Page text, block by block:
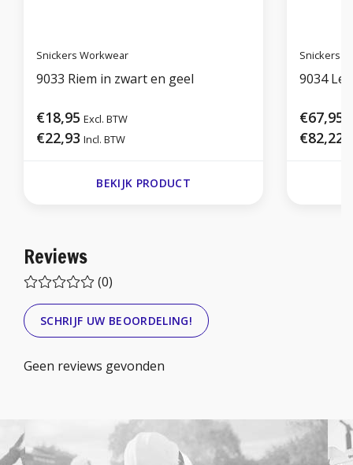
Snickers Workwear
9033 Riem in zwart en geel
€18,95 Excl. BTW
€22,93 Incl. BTW
BEKIJK PRODUCT
Snickers
9034
€67,95
€82,22
Reviews
(0)
SCHRIJF UW BEOORDELING!
Geen reviews gevonden